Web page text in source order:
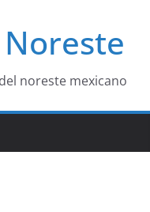
noreste mexicano